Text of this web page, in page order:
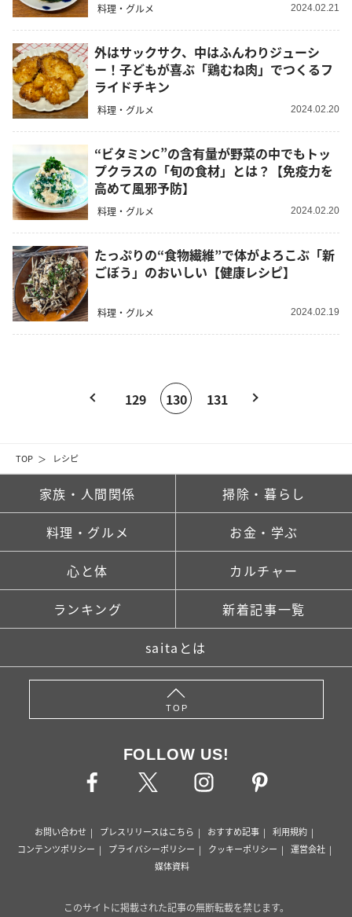
TOP レシピ
料理・グルメ 2024.02.21
外はサックサク、中はふんわりジューシ
ー！子どもが喜ぶ「鶏むね肉」でつくるフ
ライドチキン
料理・グルメ 2024.02.20
“ビタミンC”の含有量が野菜の中でもトッ
プクラスの「旬の食材」とは？【免疫力を
高めて風邪予防】
料理・グルメ 2024.02.20
たっぷりの“食物繊維”で体がよろこぶ「新
ごぼう」のおいしい【健康レシピ】
料理・グルメ 2024.02.19
129 130 131
家族・人間関係 掃除・暮らし
料理・グルメ お金・学ぶ
心と体 カルチャー
ランキング 新着記事一覧
saitaとは
TOP
FOLLOW US!
お問い合わせ プレスリリースはこちら おすすめ記事
利用規約
コンテンツポリシー
プライバシーポリシー クッキーポリシー
運営会社
媒体資料
このサイトに掲載された記事の無断転載を禁じます。